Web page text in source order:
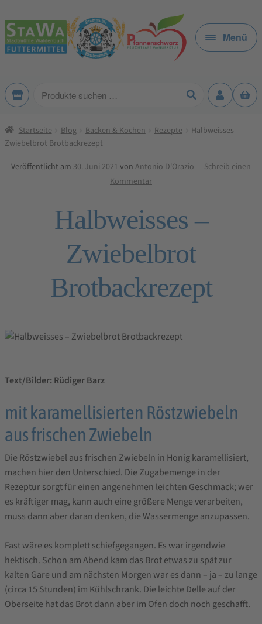
Zur
Navigation
springen
Zum
Inhalt
springen
Menü
Produkte
Startseite Blog Backen & Kochen Rezepte
Halbweisses –
Zwiebelbrot Brotbackrezept
Veröffentlicht am 30. Juni 2021von Antonio D'Orazio —Schreib einen
Kommentar
Halbweisses –
Zwiebelbrot
Brotbackrezept
Text/Bilder: Rüdiger Barz
mit karamellisierten Röstzwiebeln
aus frischen Zwiebeln
Die Röstzwiebel aus frischen Zwiebeln in Honig karamellisiert,
machen hier den Unterschied. Die Zugabemenge in der
Rezeptur sorgt für einen angenehmen leichten Geschmack; wer
es kräftiger mag, kann auch eine größere Menge verarbeiten,
muss dann aber daran denken, die Wassermenge anzupassen.
Fast wäre es komplett schiefgegangen. Es war irgendwie
hektisch. Schon am Abend kam das Brot etwas zu spät zur
kalten Gare und am nächsten Morgen war es dann – ja – zu lange
(circa 15 Stunden) im Kühlschrank. Die leichte Delle auf der
Oberseite hat das Brot dann aber im Ofen doch noch geschafft.